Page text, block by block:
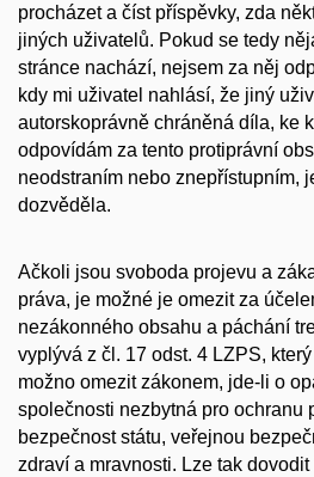
procházet a číst příspěvky, zda
jiných uživatelů. Pokud se tedy
stránce nachází, nejsem za něj
kdy mi uživatel nahlásí, že jiný
autorskoprávně chráněná díla, ke
odpovídám za tento protiprávní
neodstraním nebo znepřístupním,
dozvěděla.
Ačkoli jsou svoboda projevu a
práva, je možné je omezit za
nezákonného obsahu a páchání
vyplývá z čl. 17 odst. 4 LZPS,
možno omezit zákonem, jde-li o
společnosti nezbytná pro ochranu
bezpečnost státu, veřejnou
zdraví a mravnosti. Lze tak